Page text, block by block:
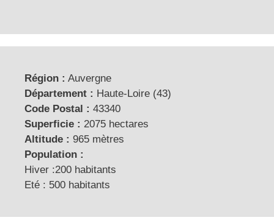
Région : Auvergne
Département : Haute-Loire (43)
Code Postal : 43340
Superficie : 2075 hectares
Altitude : 965 mètres
Population :
Hiver :200 habitants
Eté : 500 habitants